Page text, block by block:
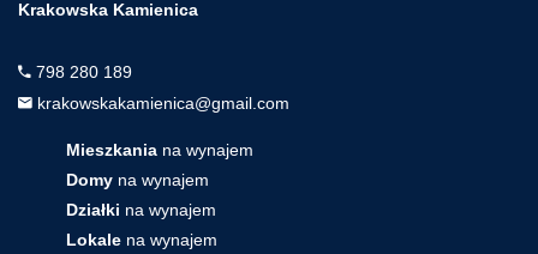
Krakowska Kamienica
798 280 189
krakowskakamienica@gmail.com
Mieszkania na wynajem
Domy na wynajem
Działki na wynajem
Lokale na wynajem